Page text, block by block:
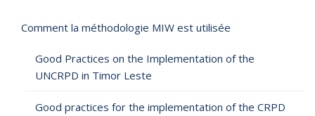
Comment la méthodologie MIW est utilisée
Good Practices on the Implementation of the
UNCRPD in Timor Leste
Good practices for the implementation of the CRPD